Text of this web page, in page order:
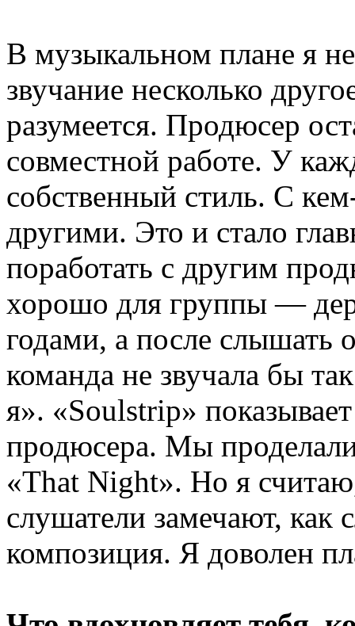
В музыкальном плане я
звучание несколько
разумеется. Продюсер
совместной работе. У
собственный стиль. С
другими. Это и стало
поработать с другим
хорошо для группы —
годами, а после слышать
команда не звучала бы
я». «Soulstrip»
продюсера. Мы
«That Night». Но я
слушатели замечают, как
композиция. Я доволен